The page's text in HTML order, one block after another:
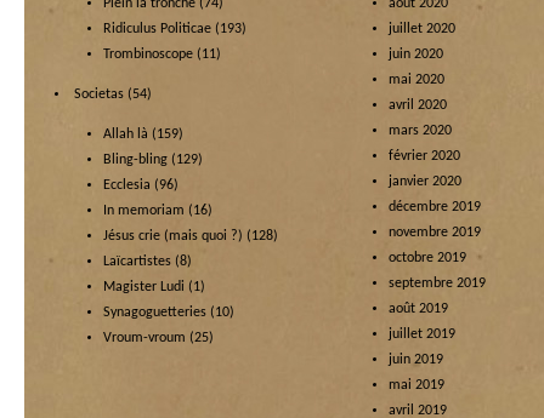
Plein la tronche (74)
Ridiculus Politicae (193)
Trombinoscope (11)
Societas (54)
Allah là (159)
Bling-bling (129)
Ecclesia (96)
In memoriam (16)
Jésus crie (mais quoi ?) (128)
Laïcartistes (8)
Magister Ludi (1)
Synagoguetteries (10)
Vroum-vroum (25)
août 2020
juillet 2020
juin 2020
mai 2020
avril 2020
mars 2020
février 2020
janvier 2020
décembre 2019
novembre 2019
octobre 2019
septembre 2019
août 2019
juillet 2019
juin 2019
mai 2019
avril 2019